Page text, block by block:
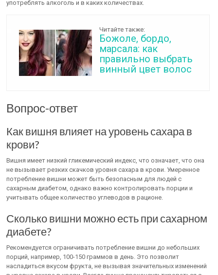
употреблять алкоголь и в каких количествах.
Читайте также:
Божоле, бордо,
марсала: как
правильно выбрать
винный цвет волос
Вопрос-ответ
Как вишня влияет на уровень сахара в
крови?
Вишня имеет низкий гликемический индекс, что означает, что она
не вызывает резких скачков уровня сахара в крови. Умеренное
потребление вишни может быть безопасным для людей с
сахарным диабетом, однако важно контролировать порции и
учитывать общее количество углеводов в рационе.
Сколько вишни можно есть при сахарном
диабете?
Рекомендуется ограничивать потребление вишни до небольших
порций, например, 100-150 граммов в день. Это позволит
насладиться вкусом фрукта, не вызывая значительных изменений